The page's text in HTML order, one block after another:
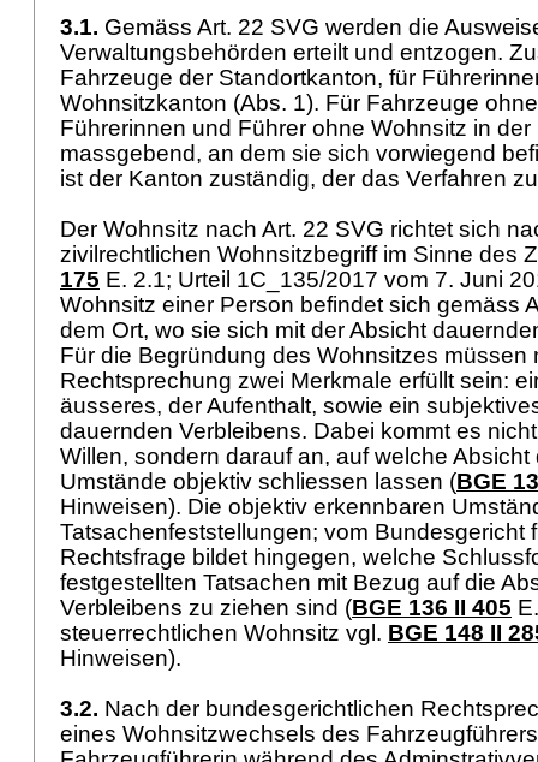
3.1. Gemäss Art. 22 SVG werden die
Verwaltungsbehörden erteilt und entzogen.
Fahrzeuge der Standortkanton, für
Wohnsitzkanton (Abs. 1). Für Fahrzeuge
Führerinnen und Führer ohne Wohnsitz in
massgebend, an dem sie sich vorwiegend
ist der Kanton zuständig, der das Verfahren
Der Wohnsitz nach Art. 22 SVG richtet sich
zivilrechtlichen Wohnsitzbegriff im Sinne des
175 E. 2.1; Urteil 1C_135/2017 vom 7. Juni
Wohnsitz einer Person befindet sich gemäss
dem Ort, wo sie sich mit der Absicht
Für die Begründung des Wohnsitzes müssen
Rechtsprechung zwei Merkmale erfüllt sein:
äusseres, der Aufenthalt, sowie ein
dauernden Verbleibens. Dabei kommt es
Willen, sondern darauf an, auf welche
Umstände objektiv schliessen lassen (BGE
Hinweisen). Die objektiv erkennbaren
Tatsachenfeststellungen; vom Bundesgericht
Rechtsfrage bildet hingegen, welche
festgestellten Tatsachen mit Bezug auf die
Verbleibens zu ziehen sind (BGE 136 II 405
steuerrechtlichen Wohnsitz vgl. BGE 148 II
Hinweisen).
3.2. Nach der bundesgerichtlichen
eines Wohnsitzwechsels des